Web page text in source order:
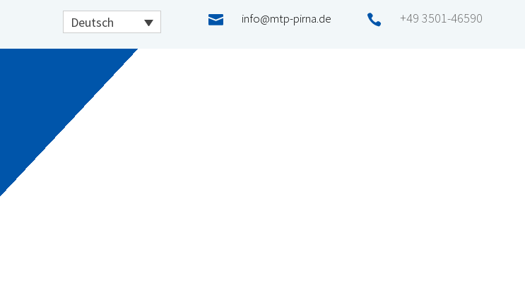
Deutsch  info@mtp-pirna.de  +49 3501-46590